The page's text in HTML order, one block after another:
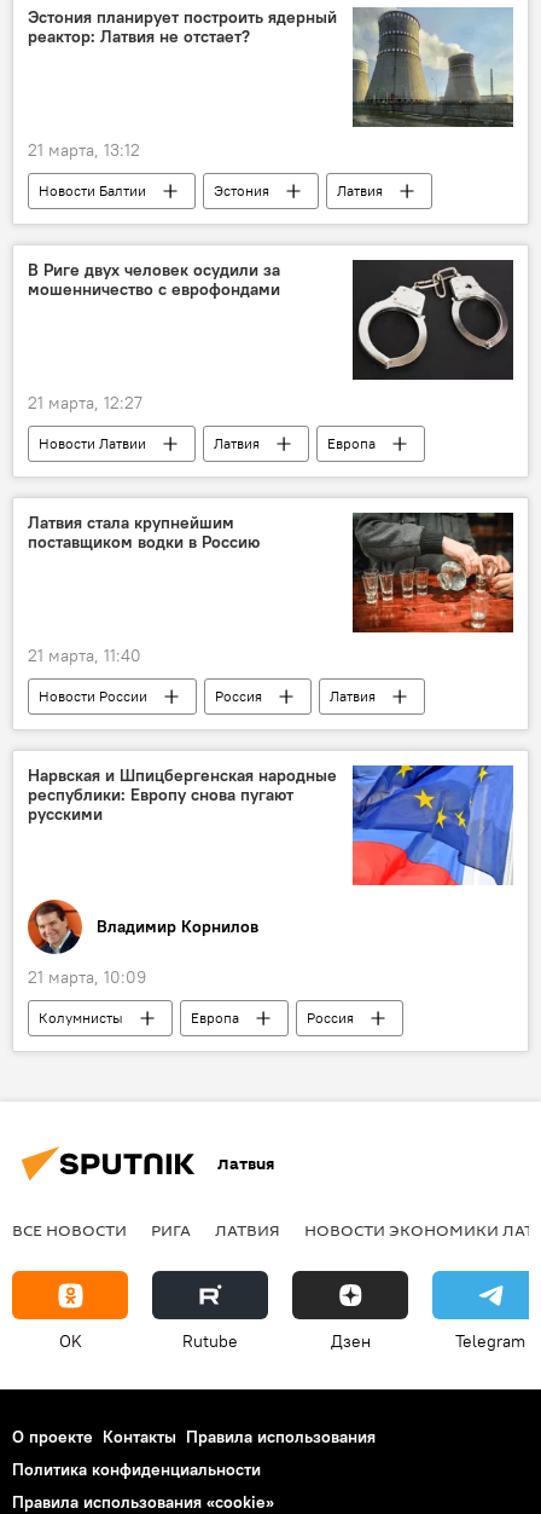
беспилотник
Эстония планирует построить ядерный
реактор: Латвия не отстает?
21 марта, 13:12
Новости Балтии Эстония
Латвия
АЭС
В Риге двух человек осудили за
мошенничество с еврофондами
21 марта, 12:27
Новости Латвии Латвия
Европа
Рига
мошенники суд
Латвия стала крупнейшим
поставщиком водки в Россию
21 марта, 11:40
Новости России Россия
Латвия
водка
алкоголь импорт
Нарвская и Шпицбергенская народные
республики: Европу снова пугают
русскими
Владимир Корнилов
21 марта, 10:09
Колумнисты Европа Россия
Латвия
ВСЕ НОВОСТИ РИГА ЛАТВИЯ НОВОСТИ ЭКОНОМИКИ
OK Rutube Дзен Telegram
О проекте Контакты Правила использования
Политика конфиденциальности
Правила использования «cookie»